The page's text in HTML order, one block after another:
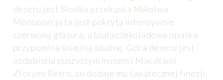
deseru jest Słodka przekąska Mikołaja.
Monoporcja ta jest pokryta intensywnie
czerwoną glazurą, a biała czekoladowa opaska
przypomina śnieżną otulinę. Góra deseru jest
ozdobiona puszystym musem i Maczkami
Złotymi Retro, co dodaje mu świątecznej finezji.